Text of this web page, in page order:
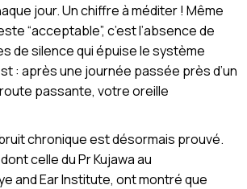
jour. Un chiffre à méditer ! Même
“acceptable”, c’est l’absence de
de silence qui épuise le système
: après une journée passée près d’un
passante, votre oreille
chronique est désormais prouvé.
celle du Pr Kujawa au
and Ear Institute, ont montré que